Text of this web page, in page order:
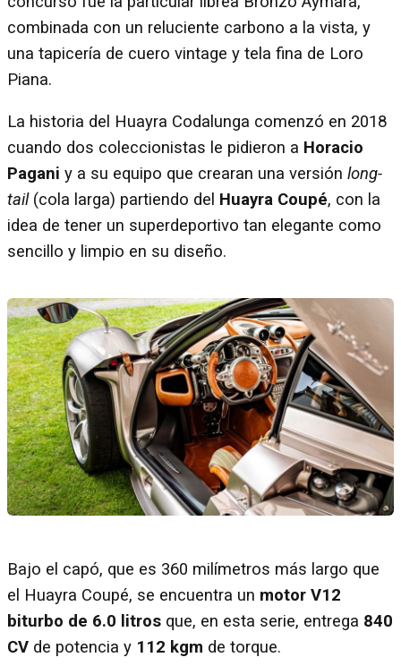
combinada con un reluciente carbono a la vista, y
una tapicería de cuero vintage y tela fina de Loro
Piana.
La historia del Huayra Codalunga comenzó en 2018
cuando dos coleccionistas le pidieron a Horacio
Pagani y a su equipo que crearan una versión long-
tail (cola larga) partiendo del Huayra Coupé, con la
idea de tener un superdeportivo tan elegante como
sencillo y limpio en su diseño.
Bajo el capó, que es 360 milímetros más largo que
el Huayra Coupé, se encuentra un motor V12
biturbo de 6.0 litros que, en esta serie, entrega 840
CV de potencia y 112 kgm de torque.